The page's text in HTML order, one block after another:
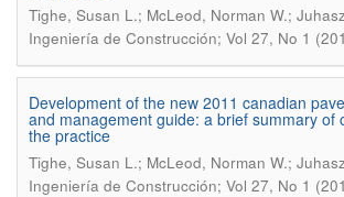
Tighe, Susan L.; McLeod, Norman W.;
Ingeniería de Construcción; Vol 27, No 1
Development of the new 2011 canadian
and management guide: a brief summary of
the practice
Tighe, Susan L.; McLeod, Norman W.;
Ingeniería de Construcción; Vol 27, No 1